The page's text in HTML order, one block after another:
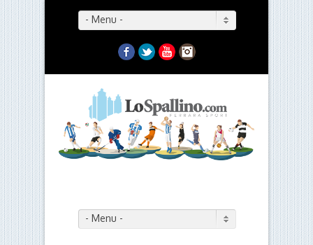
- Menu -
Facebook
TwitterYouTubeInstagram